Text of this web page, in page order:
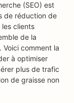
(SEO) est
de réduction de
clients
de la
comment la
à optimiser
plus de trafic
de graisse non